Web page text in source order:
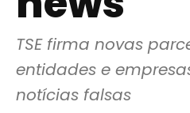
TSE firma novas
entidades e
notícias falsas